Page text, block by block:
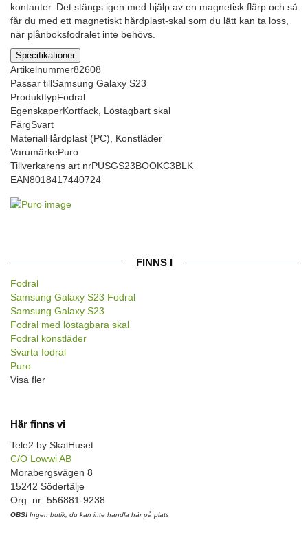
kontanter. Det stängs igen med hjälp av en magnetisk flärp och så
får du med ett magnetiskt hårdplast-skal som du lätt kan ta loss,
när plånboksfodralet inte behövs.
Specifikationer
Artikelnummer82608
Passar tillSamsung Galaxy S23
ProdukttypFodral
EgenskaperKortfack, Löstagbart skal
FärgSvart
MaterialHårdplast (PC), Konstläder
VarumärkePuro
Tillverkarens art nrPUSGS23BOOKC3BLK
EAN8018417440724
FINNS I
Fodral
Samsung Galaxy S23 Fodral
Samsung Galaxy S23
Fodral med löstagbara skal
Fodral konstläder
Svarta fodral
Puro
Visa fler
Här finns vi
Tele2 by SkalHuset
C/O Lowwi AB
Morabergsvägen 8
15242 Södertälje
Org. nr: 556881-9238
OBS! Ingen butik, du kan inte handla här på plats